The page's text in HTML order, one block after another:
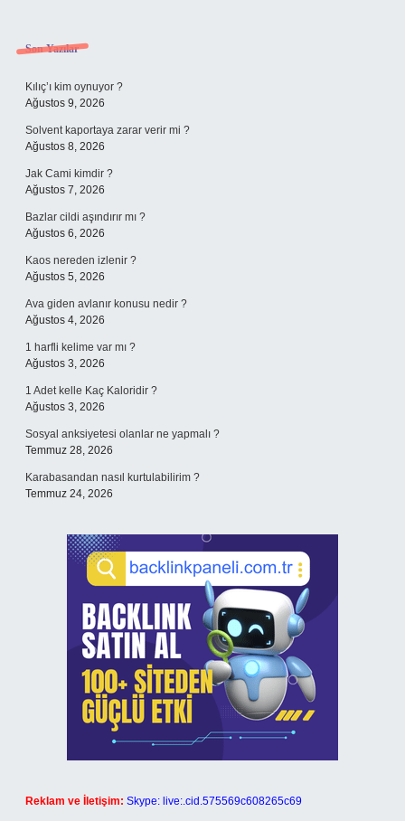
Sidebar
Son Yazılar
Kılıç’ı kim oynuyor ?
Ağustos 9, 2026
Solvent kaportaya zarar verir mi ?
Ağustos 8, 2026
Jak Cami kimdir ?
Ağustos 7, 2026
Bazlar cildi aşındırır mı ?
Ağustos 6, 2026
Kaos nereden izlenir ?
Ağustos 5, 2026
Ava giden avlanır konusu nedir ?
Ağustos 4, 2026
1 harfli kelime var mı ?
Ağustos 3, 2026
1 Adet kelle Kaç Kaloridir ?
Ağustos 3, 2026
Sosyal anksiyetesi olanlar ne yapmalı ?
Temmuz 28, 2026
Karabasandan nasıl kurtulabilirim ?
Temmuz 24, 2026
Reklam ve İletişim: Skype: live:.cid.575569c608265c69